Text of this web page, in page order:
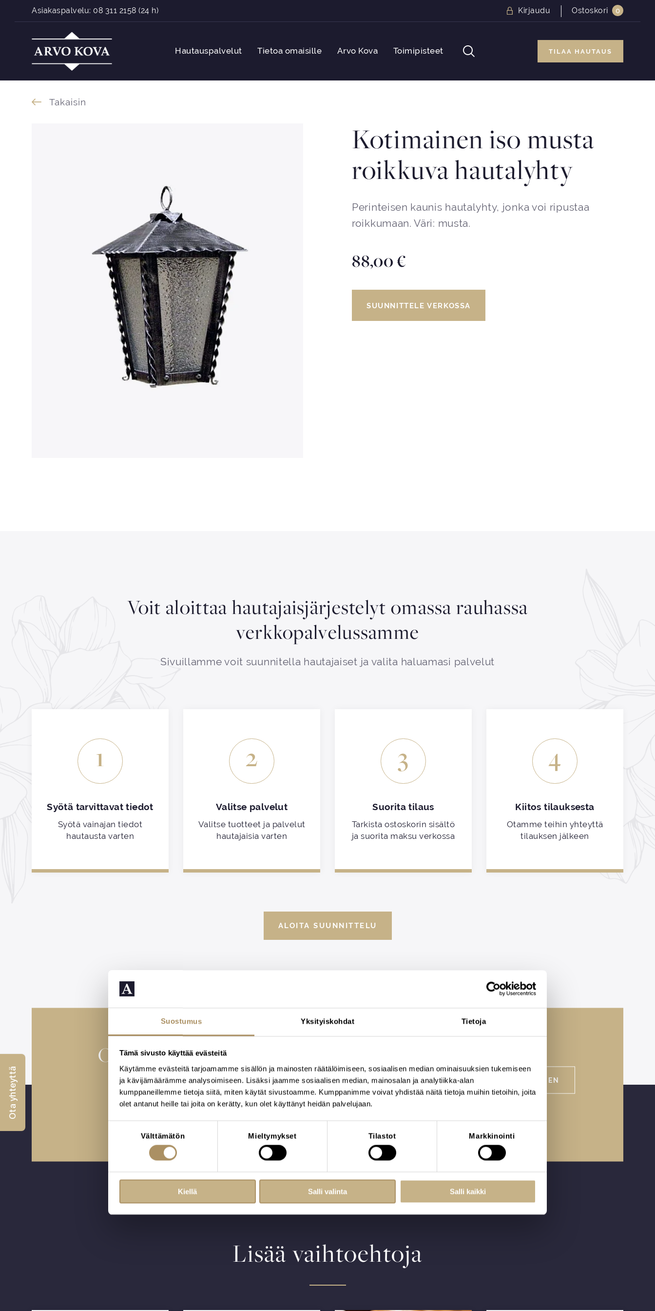
Suostumus Yksityiskohdat Tietoja
Tämä sivusto käyttää evästeitä
Käytämme evästeitä tarjoamamme sisällön ja mainosten räätälöimiseen, sosiaalisen median ominaisuuksien tukemiseen
ja kävijämäärämme analysoimiseen. Lisäksi jaamme sosiaalisen median, mainosalan ja analytiikka-alan
kumppaneillemme tietoja siitä, miten käytät sivustoamme. Kumppanimme voivat yhdistää näitä tietoja muihin tietoihin, joita
olet antanut heille tai joita on kerätty, kun olet käyttänyt heidän palvelujaan.
Välttämätön Mieltymykset Tilastot Markkinointi
Kiellä Salli valinta Salli kaikki
Siirry sisältöön
Asiakaspalvelu: 08 311 2158 (24 h) Kirjaudu Ostoskori 0
Hautauspalvelut Tietoa omaisille Arvo Kova Toimipisteet TILAA HAUTAUS
Takaisin
Kotimainen iso musta
roikkuva hautalyhty
Perinteisen kaunis hautalyhty, jonka voi ripustaa
roikkumaan. Väri: musta.
88,00€
SUUNNITTELE VERKOSSA
Voit aloittaa hautajaisjärjestelyt omassa rauhassa
verkkopalvelussamme
Sivuillamme voit suunnitella hautajaiset ja valita haluamasi palvelut
1
Syötä tarvittavat tiedot
Syötä vainajan tiedot
hautausta varten
2
Valitse palvelut
Valitse tuotteet ja palvelut
hautajaisia varten
3
Suorita tilaus
Tarkista ostoskorin sisältö
ja suorita maksu verkossa
4
Kiitos tilauksesta
Otamme teihin yhteyttä
tilauksen jälkeen
ALOITA SUUNNITTELU
Osaava henkilökuntamme apunasi
hautajaisjärjestelyissä
Varaa aika tapaamiseen, autamme mielellämme
VARAA AIKA TAPAAMISEEN
Lisää vaihtoehtoja
Ota yhteyttä